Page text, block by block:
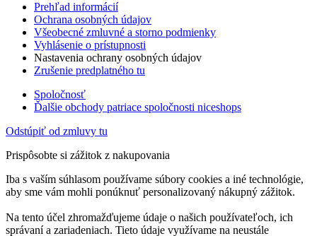
Prehľad informácií
Ochrana osobných údajov
Všeobecné zmluvné a storno podmienky
Vyhlásenie o prístupnosti
Nastavenia ochrany osobných údajov
Zrušenie predplatného tu
Spoločnosť
Ďalšie obchody patriace spoločnosti niceshops
Odstúpiť od zmluvy tu
Prispôsobte si zážitok z nakupovania
Iba s vaším súhlasom používame súbory cookies a iné technológie,
aby sme vám mohli ponúknuť personalizovaný nákupný zážitok.
Na tento účel zhromažďujeme údaje o našich používateľoch, ich
správaní a zariadeniach. Tieto údaje využívame na neustále